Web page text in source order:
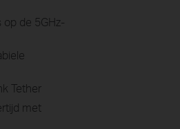
de 5GHz-
Tether
met